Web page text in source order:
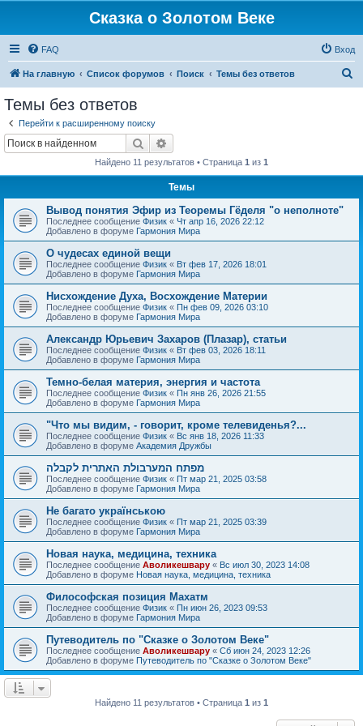
Сказка о Золотом Веке
FAQ Вход
На главную Список форумов Поиск Темы без ответов
Темы без ответов
Перейти к расширенному поиску
Поиск
Найдено 11 результатов • Страница 1 из 1
Темы
Вывод понятия Эфир из Теоремы Гёделя "о неполноте"
Последнее сообщение Физик « Чт апр 16, 2026 22:12
Добавлено в форуме Гармония Мира
О чудесах единой вещи
Последнее сообщение Физик « Вт фев 17, 2026 18:01
Добавлено в форуме Гармония Мира
Нисхождение Духа, Восхождение Материи
Последнее сообщение Физик « Пн фев 09, 2026 03:10
Добавлено в форуме Гармония Мира
Александр Юрьевич Захаров (Плазар), статьи
Последнее сообщение Физик « Вт фев 03, 2026 18:11
Добавлено в форуме Гармония Мира
Темно-белая материя, энергия и частота
Последнее сообщение Физик « Пн янв 26, 2026 21:55
Добавлено в форуме Гармония Мира
"Что мы видим, - говорит, кроме телевиденья?...
Последнее сообщение Физик « Вс янв 18, 2026 11:33
Добавлено в форуме Академия Дружбы
מפתח המערבולת האתרית לקבלה
Последнее сообщение Физик « Пт мар 21, 2025 03:58
Добавлено в форуме Гармония Мира
Не багато українською
Последнее сообщение Физик « Пт мар 21, 2025 03:39
Добавлено в форуме Гармония Мира
Новая наука, медицина, техника
Последнее сообщение Аволикешвару « Вс июл 30, 2023 14:08
Добавлено в форуме Новая наука, медицина, техника
Философская позиция Махатм
Последнее сообщение Физик « Пн июн 26, 2023 09:53
Добавлено в форуме Гармония Мира
Путеводитель по "Сказке о Золотом Веке"
Последнее сообщение Аволикешвару « Сб июн 24, 2023 12:26
Добавлено в форуме Путеводитель по "Сказке о Золотом Веке"
Найдено 11 результатов • Страница 1 из 1